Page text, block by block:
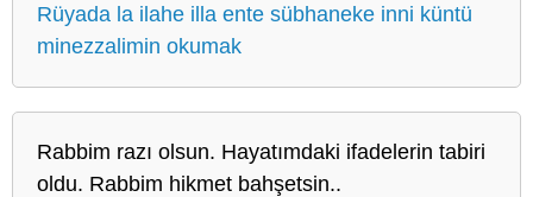
Rüyada la ilahe illa ente sübhaneke inni küntü
minezzalimin okumak
Rabbim razı olsun. Hayatımdaki ifadelerin tabiri
oldu. Rabbim hikmet bahşetsin..